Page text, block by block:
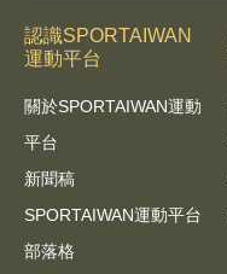
認識SPORTAIWAN
運動平台
關於SPORTAIWAN運動
平台
新聞稿
SPORTAIWAN運動平台
部落格